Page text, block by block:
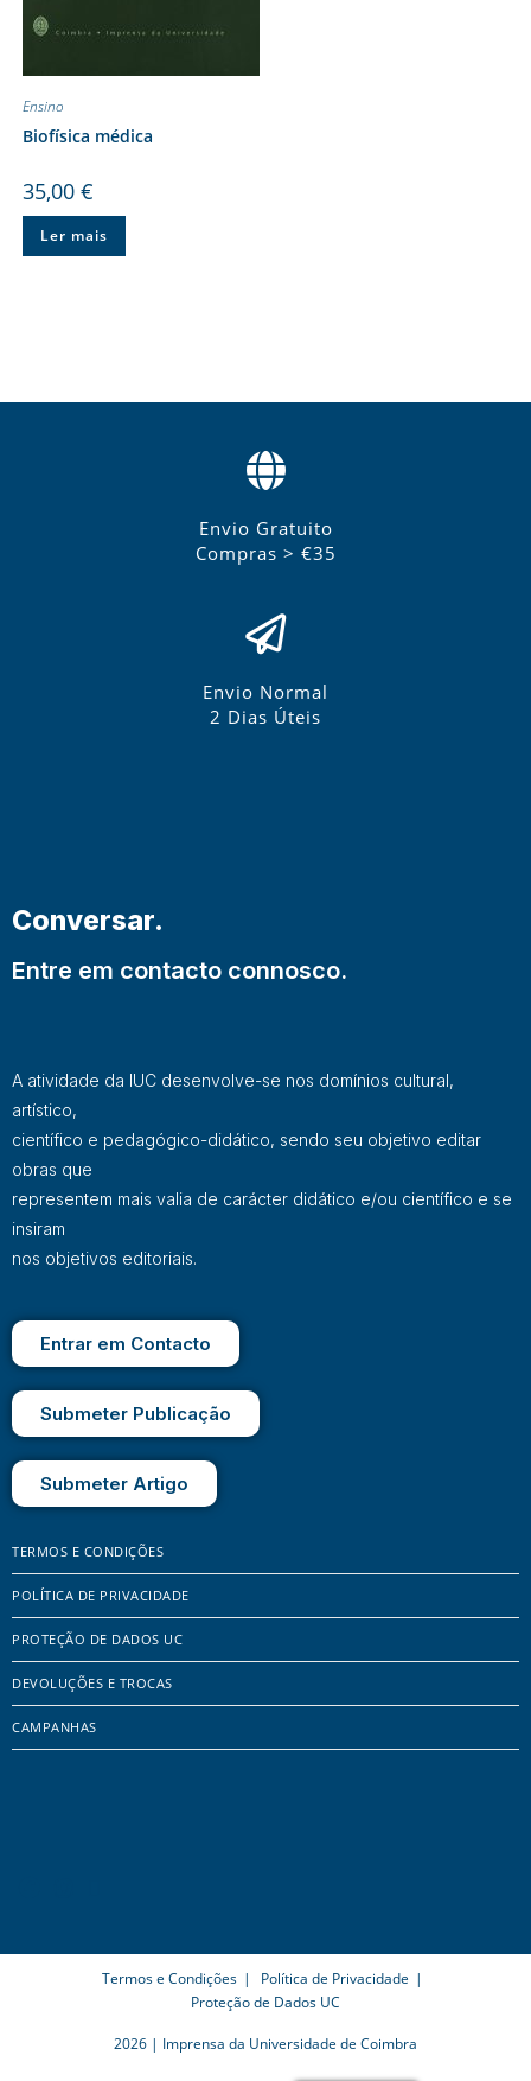
Ensino
Biofísica médica
35,00 €
Ler mais
Envio Gratuito
Compras > €35
Envio Normal
2 Dias Úteis
Conversar.
Entre em contacto connosco.
A atividade da IUC desenvolve-se nos domínios cultural,
artístico,
científico e pedagógico-didático, sendo seu objetivo editar
obras que
representem mais valia de carácter didático e/ou científico e se
insiram
nos objetivos editoriais.
Entrar em Contacto
Submeter Publicação
Submeter Artigo
TERMOS E CONDIÇÕES
POLÍTICA DE PRIVACIDADE
PROTEÇÃO DE DADOS UC
DEVOLUÇÕES E TROCAS
CAMPANHAS
Termos e Condições
Política de Privacidade
Proteção de Dados UC
2026 | Imprensa da Universidade de Coimbra